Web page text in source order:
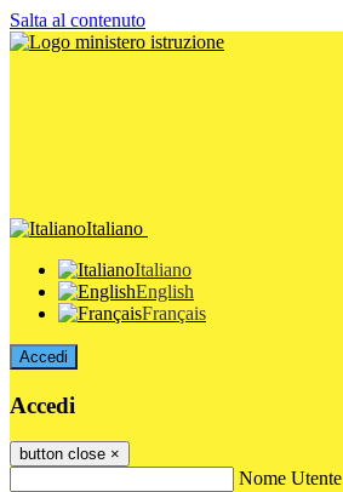
Salta al contenuto
Italiano
Italiano
English
Français
Accedi
Accedi
button close ×
Nome Utente